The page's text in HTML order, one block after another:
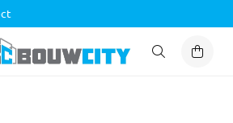
Alles voor jouw project